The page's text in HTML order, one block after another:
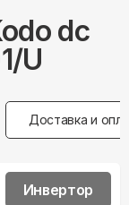
dc
U
Доставка и
Инвертор